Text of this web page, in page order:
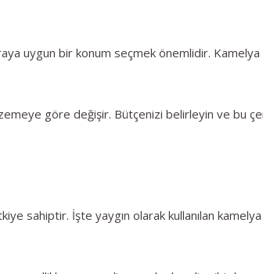
uygun bir konum seçmek önemlidir. Kamelya
göre değişir. Bütçenizi belirleyin ve bu
sahiptir. İşte yaygın olarak kullanılan